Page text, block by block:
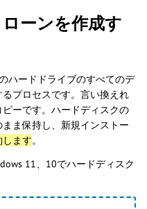
ーンを作成す
ハードドライブのすべてのデ
プロセスです。言い換えれ
ーです。ハードディスクの
ま保持し、新規インストー
ます。
11、10でハードディスク